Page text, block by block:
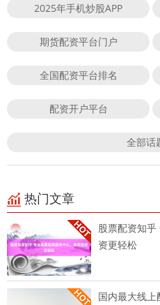
2025年手机炒股APP
期货配资平台门户
全国配资平台排名
配资开户平台
全部话
热门文章
股票配资知
资更轻松
国内最大线